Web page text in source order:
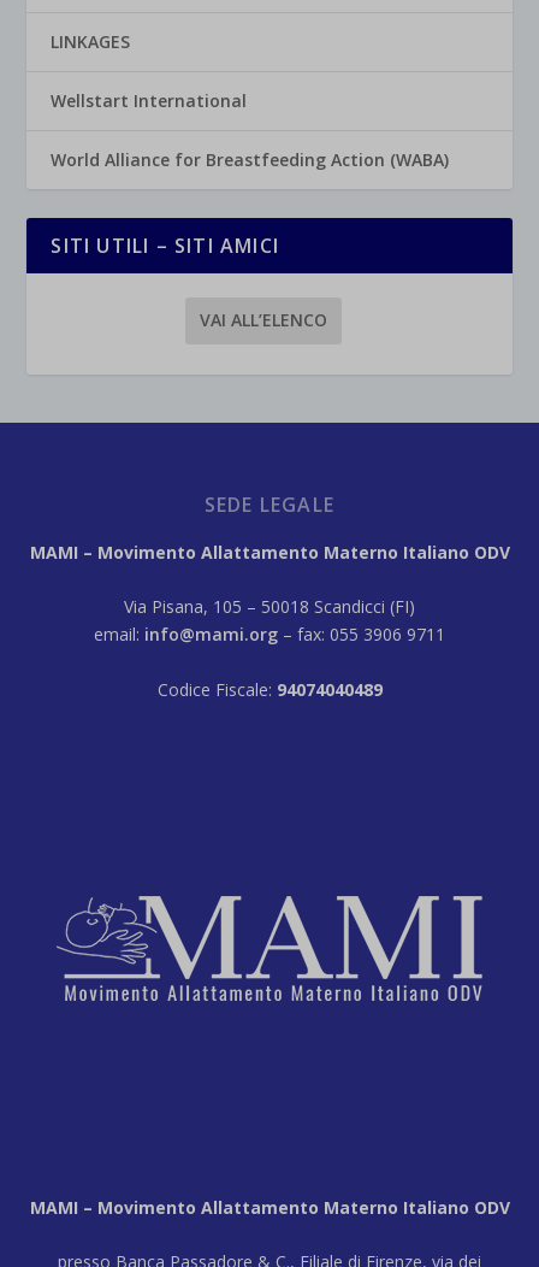
LINKAGES
Wellstart International
World Alliance for Breastfeeding Action (WABA)
SITI UTILI – SITI AMICI
VAI ALL’ELENCO
SEDE LEGALE
MAMI – Movimento Allattamento Materno Italiano ODV
Via Pisana, 105 – 50018 Scandicci (FI)
email: info@mami.org – fax: 055 3906 9711
Codice Fiscale: 94074040489
MAMI – Movimento Allattamento Materno Italiano ODV
presso Banca Passadore & C., Filiale di Firenze, via dei